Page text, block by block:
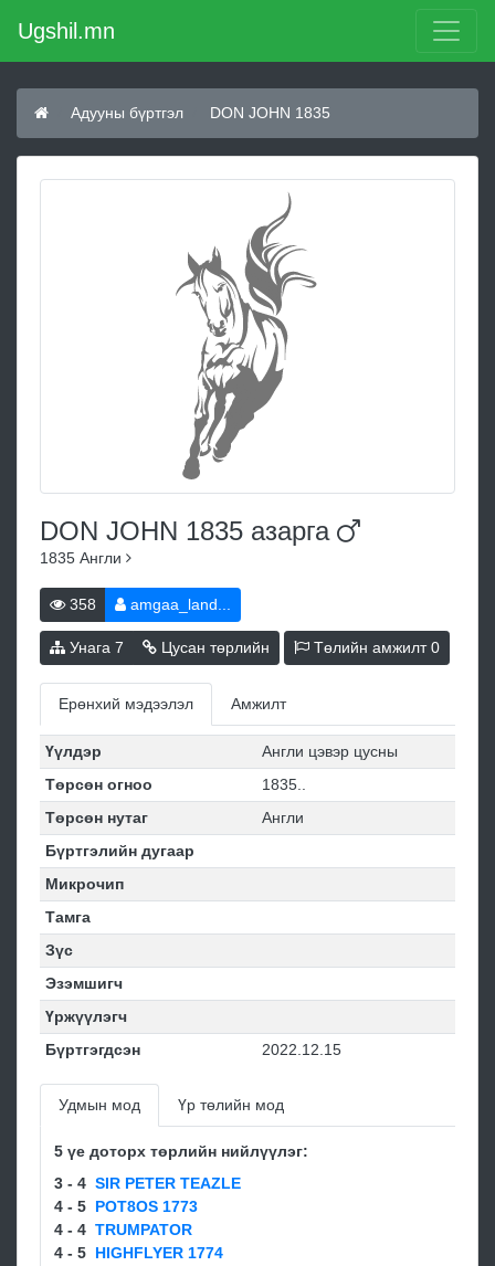
Ugshil.mn
Адууны бүртгэл DON JOHN 1835
DON JOHN 1835 азарга
1835 Англи
358 amgaa_land...
Унага 7 Цусан төрлийн Төлийн амжилт0
Ерөнхий мэдээлэл Амжилт
Үүлдэр
Англи цэвэр цусны
Төрсөн огноо
1835..
Төрсөн нутаг
Англи
Бүртгэлийн дугаар
Микрочип
Тамга
Зүс
Эзэмшигч
Үржүүлэгч
Бүртгэгдсэн
2022.12.15
Удмын мод Үр төлийн мод
5 үе доторх төрлийн нийлүүлэг:
3 - 4 SIR PETER TEAZLE
4 - 5 POT8OS 1773
4 - 4 TRUMPATOR
4 - 5 HIGHFLYER 1774